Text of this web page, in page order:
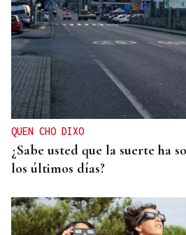
BALSA HINCHABLE
Dos menores rescatados tras
corriente en la playa de A
QUEN CHO DIXO
¿Sabe usted que la suerte ha
los últimos días?